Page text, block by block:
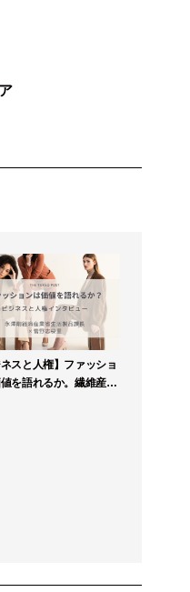
ネスと人権】ファッショ
を語れるか。繊維産業